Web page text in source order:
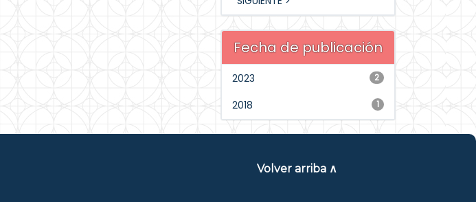
Fecha de publicación
2
2023
1
2018
Volver arriba ∧